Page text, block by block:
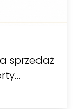
sprzedaż